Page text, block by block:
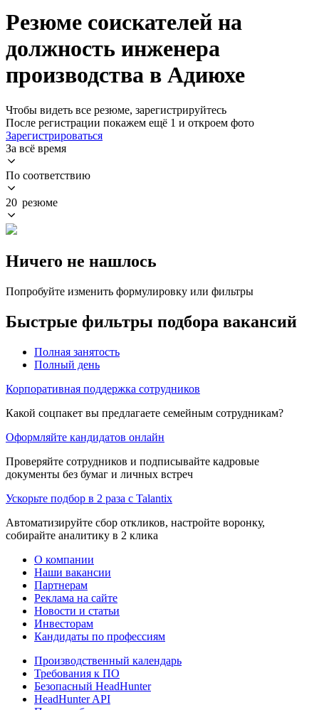
Резюме соискателей на
должность инженера
производства в Адиюхе
Чтобы видеть все резюме, зарегистрируйтесь
После регистрации покажем ещё 1 и откроем фото
Зарегистрироваться
За всё время
По соответствию
20 резюме
Ничего не нашлось
Попробуйте изменить формулировку или фильтры
Быстрые фильтры подбора вакансий
Полная занятость
Полный день
Корпоративная поддержка сотрудников
Какой соцпакет вы предлагаете семейным сотрудникам?
Оформляйте кандидатов онлайн
Проверяйте сотрудников и подписывайте кадровые
документы без бумаг и личных встреч
Ускорьте подбор в 2 раза с Talantix
Автоматизируйте сбор откликов, настройте воронку,
собирайте аналитику в 2 клика
О компании
Наши вакансии
Партнерам
Реклама на сайте
Новости и статьи
Инвесторам
Кандидаты по профессиям
Производственный календарь
Требования к ПО
Безопасный HeadHunter
HeadHunter API